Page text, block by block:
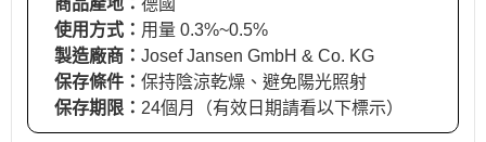
商品產地： 德國
使用方式： 用量 0.3%~0.5%
製造廠商： Josef Jansen GmbH & Co. KG
保存條件： 保持陰涼乾燥、避免陽光照射
保存期限： 24個月（有效日期請看以下標示）